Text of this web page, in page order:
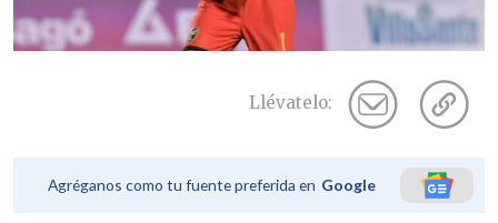
Llévatelo:
Agréganos como tu fuente preferida en Google